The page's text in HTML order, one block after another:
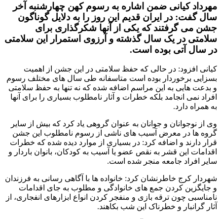
مهرداد کیانی ضمن اشاره به رسوم کهن چهارشنبه آخر
سال گفت: در ایران قدیم این روز را به دلایل گوناگون
جشن می گرفتند که یکی از آنها شکرگذاری برای
سلامتی در یک سال گذشته و آرزوی استمرار این سلامتی
در سال آتی بوده است.
کیانی افزود: در حالی که حفظ سلامتی در این جشن از اهمیت
بسزایی برخوردار بوده است متاسفانه طی سال های مختلف رسوم
و بدعت هایی به این مراسم اضافه شده که نه تنها به حفظ سلامتی
افراد نمی انجامد بلکه خطرات و آثار نامطلوب بسیاری را برای آنها
به همراه دارد.
وی از نوجوانان و جوانان به عنوان گروهی یاد کرد که بیش از سایر
گروه ها در معرض آسیب های ناشی از رسوم نامطلوب این جشن
قرار دارند و اضافه کرد: در بسیاری از موارد دیده شده که خطرات
اقدامات این قشر به نقص عضو یا آسیب به کودکان، بانوان باردار و
سایر افراد جامعه منجر شده است.
شهردار کرج خاطرنشان کرد: خانواده ها با آگاهی رسانی به فرزندان
و جایگزین کردن جمع های خانوادگی و مطلوب به جای اقدامات
نامناسبی چون ترقه بازی و منفجر کردن انواع ابزارهای انفجاری، از
آثار گرانبار و خطرناک این شب بکاهند.